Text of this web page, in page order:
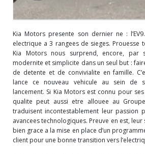
Kia Motors presente son dernier ne :
electrique a 3 rangees de sieges. Prouesse
Kia Motors nous surprend, encore, par
modernite et simplicite dans un seul but :
de detente et de convivialite en famille.
lance ce nouveau vehicule au sein de
lancement. Si Kia Motors est connu pour
qualite peut aussi etre allouee au
traduisent incontestablement leur passion
avancees technologiques. Preuve en est,
bien grace a la mise en place d’un
client pour une bonne transition vers